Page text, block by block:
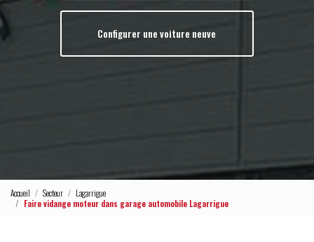
Configurer une voiture neuve
Accueil Secteur
Lagarrigue
Faire vidange moteur dans garage automobile Lagarrigue